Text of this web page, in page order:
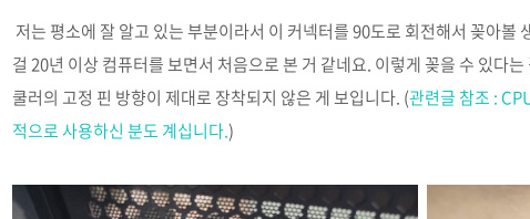
저는 평소에 잘 알고 있는 부분이라서 이 커넥터를 90도로 회전해서 꽂아볼
걸 20년 이상 컴퓨터를 보면서 처음으로 본 거 같네요. 이렇게 꽂을 수 있다
쿨러의 고정 핀 방향이 제대로 장착되지 않은 게 보입니다. (관련글 참조 :
적으로 사용하신 분도 계십니다.)